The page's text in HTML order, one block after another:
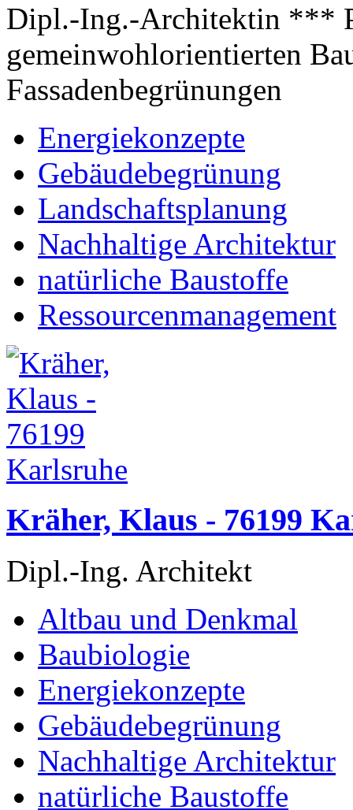
Dipl.-Ing.-Architektin ***
gemeinwohlorientierten
Fassadenbegrünungen
Energiekonzepte
Gebäudebegrünung
Landschaftsplanung
Nachhaltige Architektur
natürliche Baustoffe
Ressourcenmanagement
Kräher, Klaus - 76199
Dipl.-Ing. Architekt
Altbau und Denkmal
Baubiologie
Energiekonzepte
Gebäudebegrünung
Nachhaltige Architektur
natürliche Baustoffe